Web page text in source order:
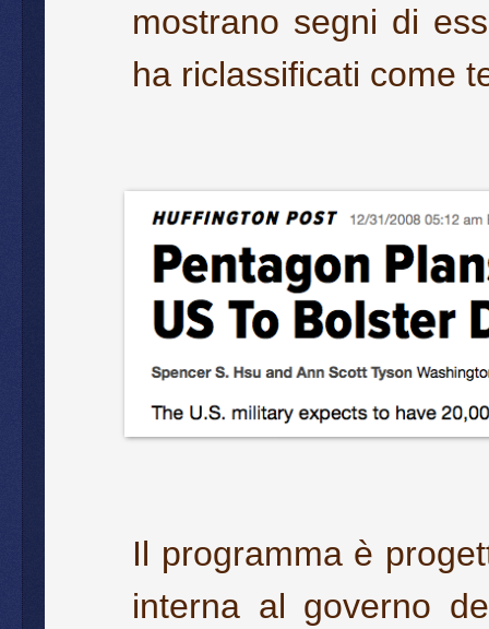
mostrano segni di
ha riclassificati come
Il programma è
interna al governo